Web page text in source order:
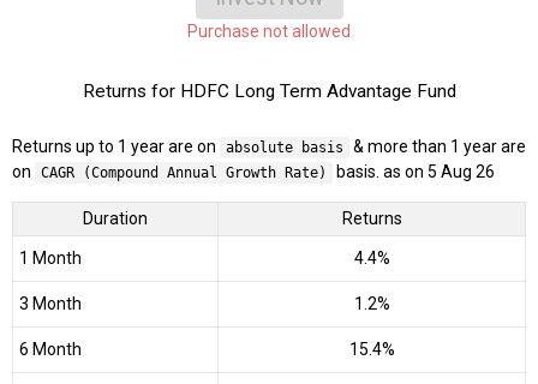
Purchase not allowed
Returns for HDFC Long Term Advantage Fund
Returns up to 1 year are on absolute basis
& more than 1 year are
on
CAGR (Compound Annual Growth Rate) basis. as on 5 Aug 26
Duration Returns
1 Month 4.4%
3 Month 1.2%
6 Month 15.4%